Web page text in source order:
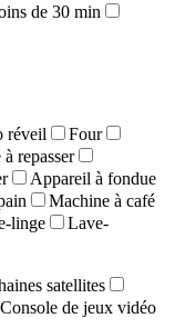
de 30 min
réveil
Four
repasser
Appareil à fondue
Machine à café
linge
Lave-
satellites
Console de jeux vidéo